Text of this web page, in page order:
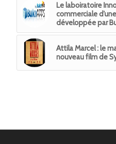
Le laboiratoire
commerciale
développée par
Attila Marcel : le
nouveau film de